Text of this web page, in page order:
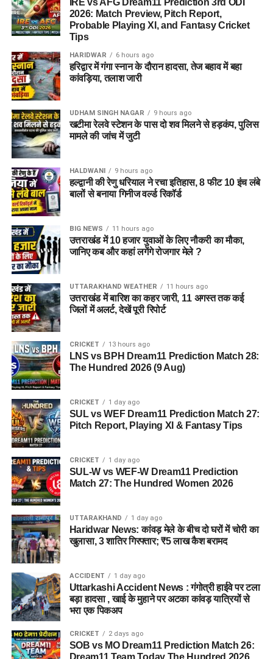
को 32 वर्ष से घटाकर 26 वर्ष करना और सेना को आधुनिक तकनीकों (जैसे
ड्रोन, एआई, और डिजिटल युद्ध प्रणालियों) से लैस करना है।
2. साल 2026 में सबसे बड़ा बदलाव: क्या
25% से ज्यादा जवान होंगे परमानेंट?
अग्निपथ योजना के मूल नियमों के अनुसार, 4 साल की सेवा पूरी होने के बाद
केवल25 प्रतिशत अग्निवीरों को स्थायी कैडर(15 साल की नियमित सेवा
के लिए) में बरकरार रखा जाना था, जबकि शेष 75 प्रतिशत को सेवामुक्त
कर दिया जाना तय था।
लेकिन वर्ष 2026 में सबसे बड़ी ‘गुड न्यूज’ यह आ रही है कि तीनों सेनाओं ने
परिचालन आवश्यकताओं और जमीनी अनुभवों के आधार पर इस
(Retention Rate) को बढ़ाने का प्रस्ताव
भारतीय नौसेना (Indian Navy):तकनीकी और विशिष्ट
कार्यप्रणाली को देखते हुए नौसेना लगभग75 प्रतिशत तक
अग्निवीरों को स्थायी रूप से बनाए रखने
थल सेना और वायु सेना (Army & IAF):दोनों सेनाएं वर्तमान
25% की सीमा को बढ़ाकर50 प्रतिशत तक करने के पक्ष में हैं।
ऐसा क्यों किया जा रहा है?
सेना के अधिकारियों का मानना है कि पिछले 4 वर्षों में अग्निवीरों ने कठोर
प्रशिक्षण प्राप्त किया है, कई बड़े अभियानों में हिस्सा लिया है और आधुनिक
हथियारों का व्यावहारिक अनुभव हासिल किया है। ऐसे में पूरी तरह से
प्रशिक्षित और तकनीकी रूप से सक्षम इन जवानों को केवल 4 साल बाद
बाहर करना व्यावहारिक नहीं होगा। अधिक रिटेंशन से सेना के पास अनुभवी
सैनिकों का एक मजबूत पूल हमेशा उपलब्ध रहेगा।
3. अग्निवीर पात्रता और चयन प्रक्रिया
2026 (Eligibility & Selection
Process)
यदि आप अग्निपथ योजना के तहत आवेदन करना चाहते हैं, तो निम्नलिखित
योग्यताओं को पूरा करना आवश्यक है:
पात्रता मानदंड (Eligibility Criteria):
आयु सीमा:उम्मीदवार की आयु
चाहिए।
शैक्षणिक योग्यता:पदों के अनुसार (जैसे जनरल ड्यूटी, टेक्निकल,
2026: Match Preview, Pitch Report,
Probable Playing XI, and Fantasy Cricket
Tips
HARIDWAR 6 hours ago
हरिद्वार में गंगा स्नान के दौरान हादसा, तेज बहाव में बहा
कांवड़िया, तलाश जारी
UDHAM SINGH NAGAR 9 hours ago
खटीमा रेलवे स्टेशन के पास दो शव मिलने से हड़कंप, पुलिस
मामले की जांच में जुटी
HALDWANI 9 hours ago
हल्द्वानी की रेणु धरियाल ने रचा इतिहास, 8 फीट 10 इंच लंबे
बालों से बनाया गिनीज वर्ल्ड रिकॉर्ड
BIG NEWS 11 hours ago
उत्तराखंड में 10 हजार युवाओं के लिए नौकरी का मौका,
जानिए कब और कहां लगेंगे रोजगार मेले ?
UTTARAKHAND WEATHER 11 hours ago
उत्तराखंड में बारिश का कहर जारी, 11 अगस्त तक कई
जिलों में अलर्ट, देखें पूरी रिपोर्ट
CRICKET 13 hours ago
LNS vs BPH Dream11 Prediction Match 28:
The Hundred 2026 (9 Aug)
CRICKET 1 day ago
SUL vs WEF Dream11 Prediction Match 27:
Pitch Report, Playing XI & Fantasy Tips
CRICKET 1 day ago
SUL-W vs WEF-W Dream11 Prediction
Match 27: The Hundred Women 2026
UTTARAKHAND 1 day ago
Haridwar News: कांवड़ मेले के बीच दो घरों में चोरी का
खुलासा, 3 शातिर गिरफ्तार; ₹5 लाख कैश बरामद
ACCIDENT 1 day ago
Uttarkashi Accident News : गंगोत्री हाईवे पर टला
बड़ा हादसा , खाई के मुहाने पर अटका कांवड़ यात्रियों से
भरा एक पिकअप
CRICKET 2 days ago
SOB vs MO Dream11 Prediction Match 26:
Dream11 Team Today The Hundred 2026